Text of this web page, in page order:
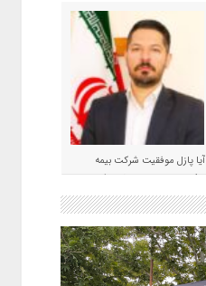
آیا پازل موفقیت شرکت بیمه
حکمت صبا در سال ۱۴۰۵ کامل می
شود؟!